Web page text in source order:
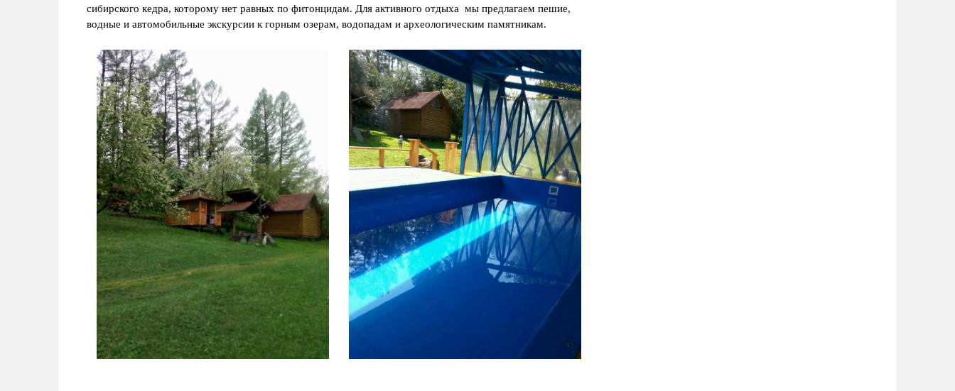
сибирского кедра, которому нет равных по фитонцидам. Для активного отдыха мы предлагаем пешие,
водные и автомобильные экскурсии к горным озерам, водопадам и археологическим памятникам.